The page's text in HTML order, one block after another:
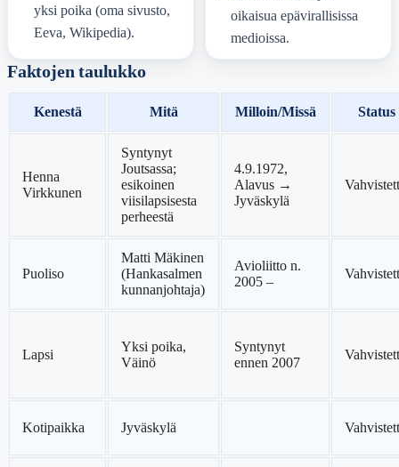
yksi poika (oma sivusto,
Eeva, Wikipedia).
oikaisua epävirallisissa
medioissa.
Faktojen taulukko
Kenestä Mitä Milloin/Missä Status
Henna
Virkkunen
Syntynyt
Joutsassa;
esikoinen
viisilapsisesta
perheestä
4.9.1972,
Alavus →
Jyväskylä
Puoliso
Matti Mäkinen
(Hankasalmen
kunnanjohtaja)
Avioliitto n.
2005 –
Lapsi
Yksi poika,
Väinö
Syntynyt
ennen 2007
Kotipaikka Jyväskylä